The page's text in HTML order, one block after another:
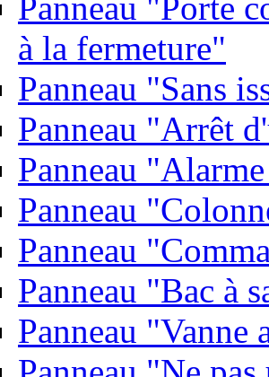
à la fermeture"
Panneau "Sans
Panneau "Arrêt
Panneau
Panneau
Panneau
Panneau "Bac à
Panneau "Vanne